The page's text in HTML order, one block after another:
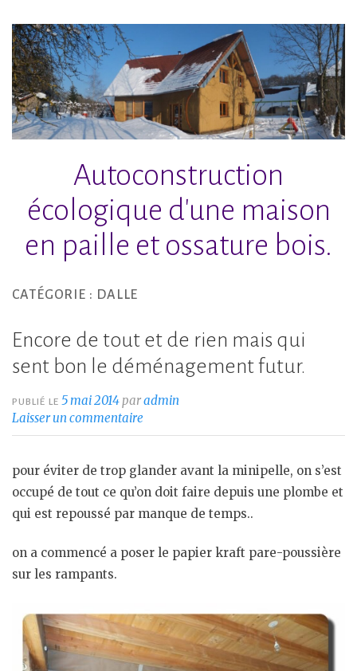
Accéder
au
contenu
principal
Autoconstruction
écologique d'une maison
en paille et ossature bois.
CATÉGORIE : DALLE
Encore de tout et de rien mais qui
sent bon le déménagement futur.
PUBLIÉ LE 5 mai 2014paradmin
Laisser un commentaire
pour éviter de trop glander avant la minipelle, on s’est
occupé de tout ce qu’on doit faire depuis une plombe et
qui est repoussé par manque de temps..
on a commencé a poser le papier kraft pare-poussière
sur les rampants.